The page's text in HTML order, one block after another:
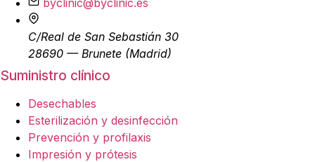
C/Real de San Sebastián 30
28690 — Brunete (Madrid)
Suministro clínico
Desechables
Esterilización y desinfección
Prevención y profilaxis
Impresión y prótesis